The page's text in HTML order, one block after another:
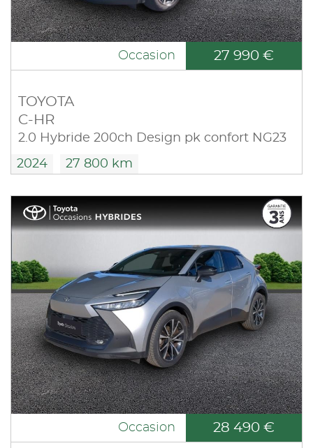
Occasion 27 990 €
TOYOTA
C-HR
2.0 Hybride 200ch Design pk confort NG23
2024 27 800 km
Occasion 28 490 €